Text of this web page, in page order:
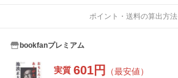
ポイント・送料の算出方法
bookfanプレミアム
実質 601円 （最安値）